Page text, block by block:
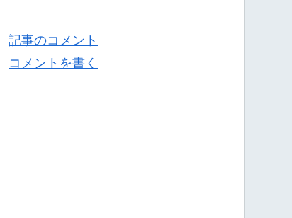
記事のコメント
コメントを書く